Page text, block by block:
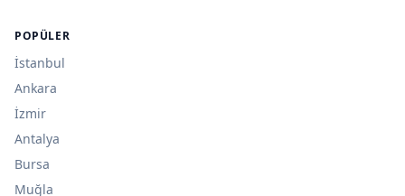
POPÜLER
İstanbul
Ankara
İzmir
Antalya
Bursa
Muğla